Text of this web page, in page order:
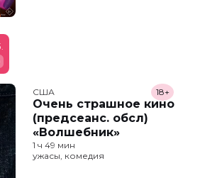
США
Очень страшное кино
(предсеанс. обсл)
«Волшебник»
18+
1 ч 49 мин
ужасы, комедия